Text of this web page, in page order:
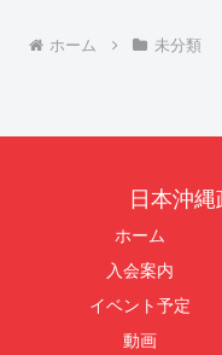
ホーム 未分類
日本沖
ホーム
入会案内
イベント予定
動画